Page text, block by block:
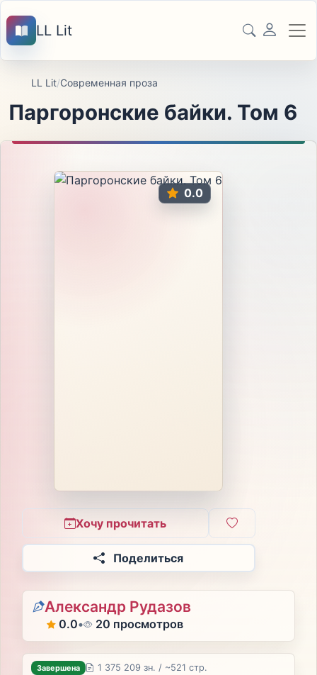
LL Lit
LL Lit/Современная проза
Паргоронские байки. Том 6
0.0
Хочу прочитать
Поделиться
Александр Рудазов
0.0• 20 просмотров
Завершена
1 375 209 зн. / ~521 стр.